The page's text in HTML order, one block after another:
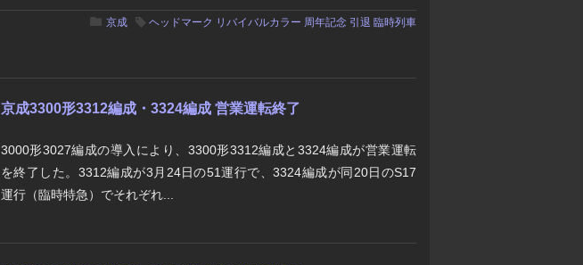
京成 ヘッドマーク リバイバルカラー 周年記念 引退 臨時列車
京成3300形3312編成・3324編成 営業運転終了
3000形3027編成の導入により、3300形3312編成と3324編成が営業運転
を終了した。3312編成が3月24日の51運行で、3324編成が同20日のS17
運行（臨時特急）でそれぞれ...